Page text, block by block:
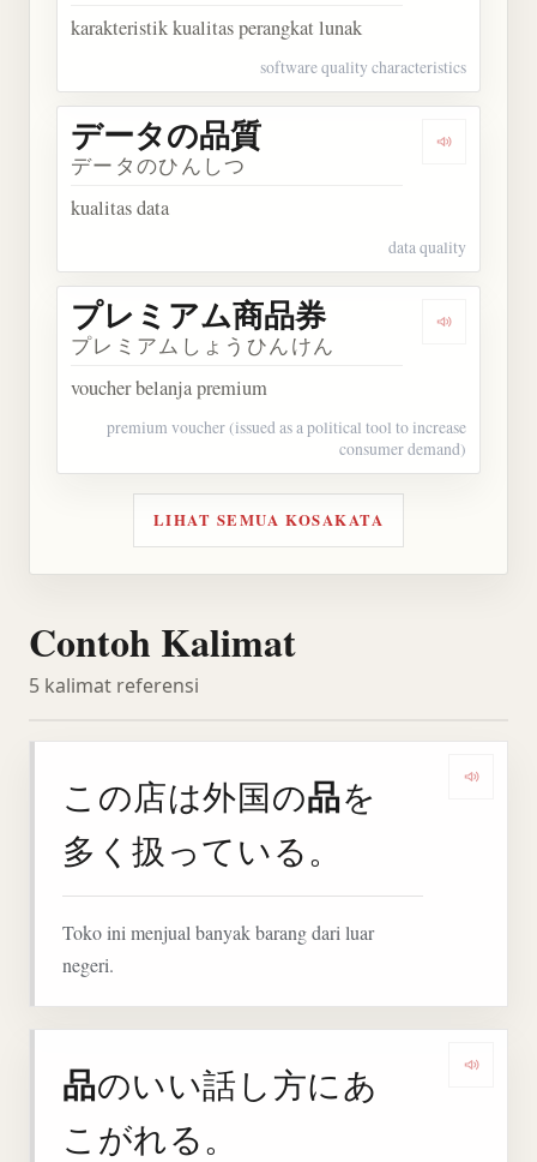
karakteristik kualitas perangkat lunak
software quality characteristics
Dengarkan
データの品質
データのひんしつ
kualitas data
data quality
Dengarkan
プレミアム商品券
プレミアムしょうひんけん
voucher belanja premium
premium voucher (issued as a political tool to increase
consumer demand)
LIHAT SEMUA KOSAKATA
Contoh Kalimat
5 kalimat referensi
この店は外国の品を
多く扱っている。
Toko ini menjual banyak barang dari luar
negeri.
品のいい話し方にあ
こがれる。